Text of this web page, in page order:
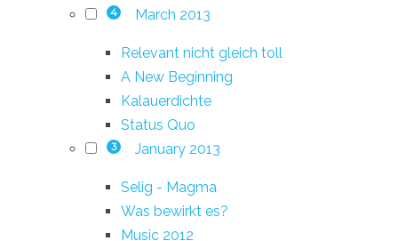
4 March 2013
Relevant nicht gleich toll
A New Beginning
Kalauerdichte
Status Quo
3 January 2013
Selig - Magma
Was bewirkt es?
Music 2012